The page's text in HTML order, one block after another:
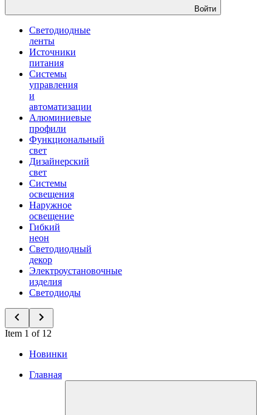
Войти
Светодиодные
ленты
Источники
питания
Системы
управления
и
автоматизации
Алюминиевые
профили
Функциональный
свет
Дизайнерский
свет
Системы
освещения
Наружное
освещение
Гибкий
неон
Светодиодный
декор
Электроустановочные
изделия
Светодиоды
Item 1 of 12
Новинки
Главная